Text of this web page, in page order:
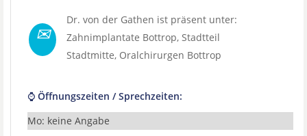
✉
Dr. von der Gathen ist präsent unter:
Zahnimplantate Bottrop, Stadtteil
Stadtmitte, Oralchirurgen Bottrop
⌚ Öffnungszeiten / Sprechzeiten:
Mo: keine Angabe